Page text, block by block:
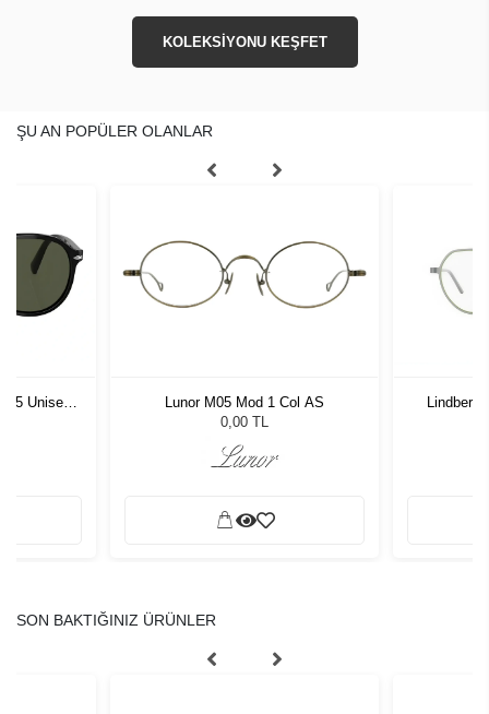
KOLEKSİYONU KEŞFET
ŞU AN POPÜLER OLANLAR
55 Unisex
Lunor M05 Mod 1 Col AS
0,00 TL
Lindberg
SON BAKTIĞINIZ ÜRÜNLER